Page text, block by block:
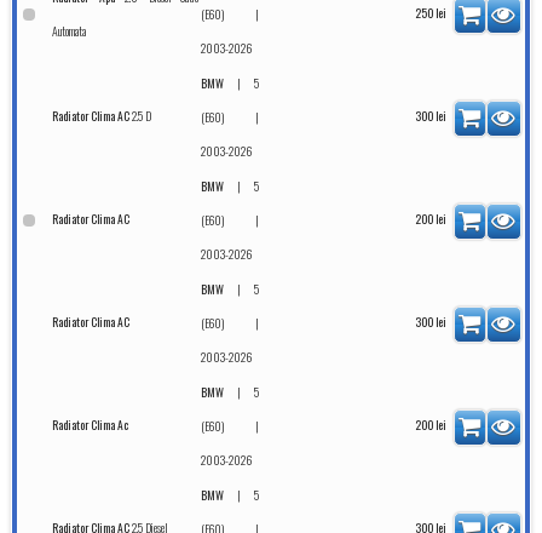
Automata
(E60) |
2003-2026
250 lei
Radiator Clima AC2.5 D
BMW |5
(E60) |
2003-2026
300 lei
Radiator Clima AC
BMW |5
(E60) |
2003-2026
200 lei
Radiator Clima AC
BMW |5
(E60) |
2003-2026
300 lei
Radiator Clima Ac
BMW |5
(E60) |
2003-2026
200 lei
Radiator Clima AC2.5 Diesel
BMW |5
(E60) | 300 lei